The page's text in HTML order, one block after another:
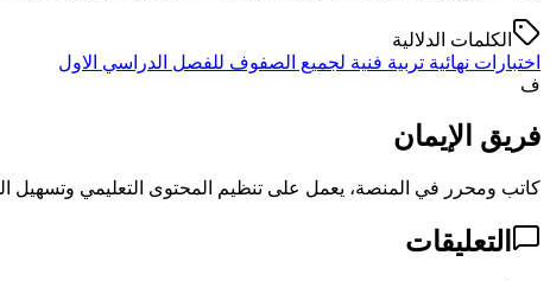
الكلمات الدلالية
اختبارات نهائية تربية فنية لجميع الصفوف للفصل الدراسي الاول
ف
فريق الإيمان
كاتب ومحرر في المنصة، يعمل على تنظيم المحتوى التعليمي وتسهيل
التعليقات